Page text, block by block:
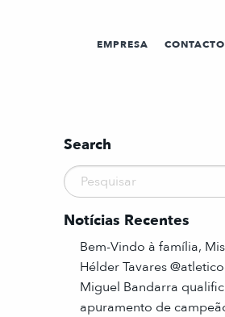
EMPRESA
Search
Notícias Recentes
Bem-Vindo à família,
Hélder Tavares
Miguel Bandarra
apuramento de